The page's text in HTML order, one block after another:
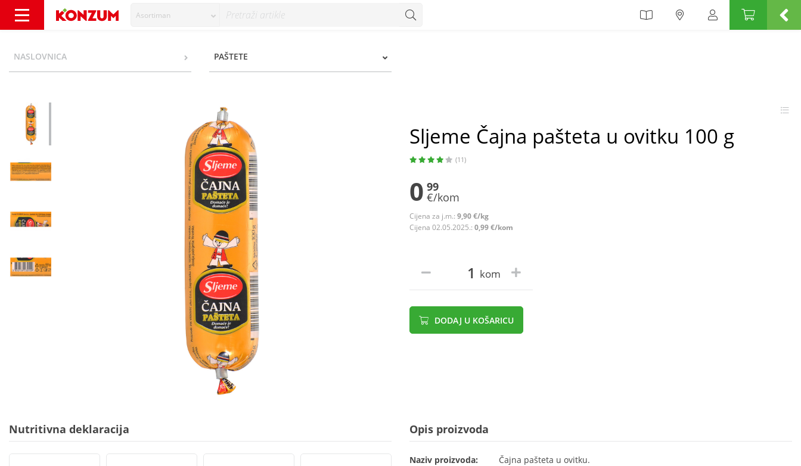
Asortiman
NASLOVNICA PAŠTETE
Sljeme Čajna pašteta u ovitku 100 g
(11)
0 99
€/kom
Cijena za j.m.: 9,90 €/kg
Cijena 02.05.2025.: 0,99 €/kom
kom
DODAJ U KOŠARICU
Nutritivna deklaracija Opis proizvoda
Naziv proizvoda:
Čajna pašteta u ovitku.